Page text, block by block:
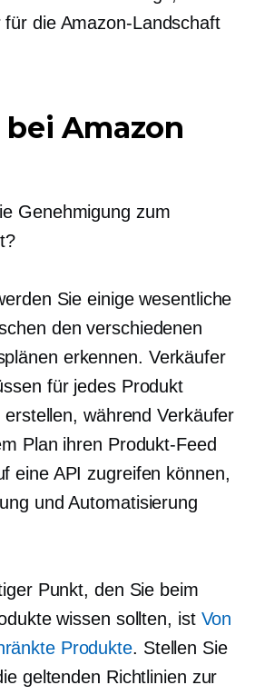
für die Amazon-Landschaft
Amazon
Genehmigung zum
Sie einige wesentliche
den verschiedenen
erkennen. Verkäufer
für jedes Produkt
während Verkäufer
Plan ihren Produkt-Feed
eine API zugreifen können,
und Automatisierung
Punkt, den Sie beim
wissen sollten, ist Von
Produkte. Stellen Sie
geltenden Richtlinien zur